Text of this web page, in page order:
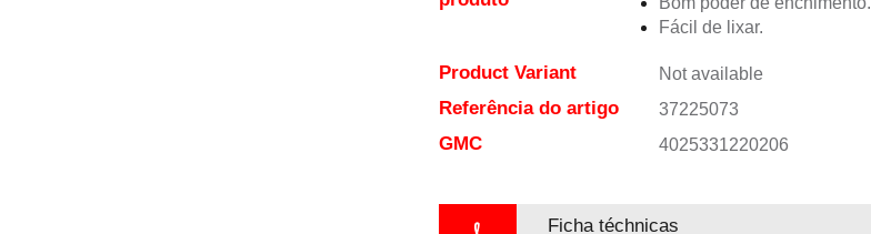
Fácil de lixar.
Product Variant Not available
Referência do artigo 37225073
GMC 4025331220206
Ficha téchnicas